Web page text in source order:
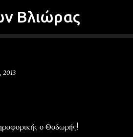
Βλιώρας
2013
ο Θοδωρής!